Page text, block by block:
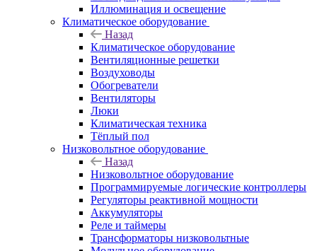
Иллюминация и освещение
Климатическое оборудование
Назад
Климатическое оборудование
Вентиляционные решетки
Воздуховоды
Обогреватели
Вентиляторы
Люки
Климатическая техника
Тёплый пол
Низковольтное оборудование
Назад
Низковольтное оборудование
Программируемые логические контроллеры
Регуляторы реактивной мощности
Аккумуляторы
Реле и таймеры
Трансформаторы низковольтные